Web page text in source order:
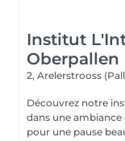
Institut
Oberpallen
2, Arelerstrooss
Découvrez notre
dans une
pour une pause